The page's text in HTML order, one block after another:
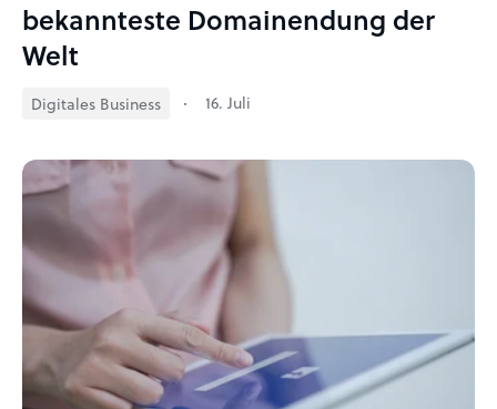
bekannteste Domainendung der
Welt
Digitales Business 16. Juli